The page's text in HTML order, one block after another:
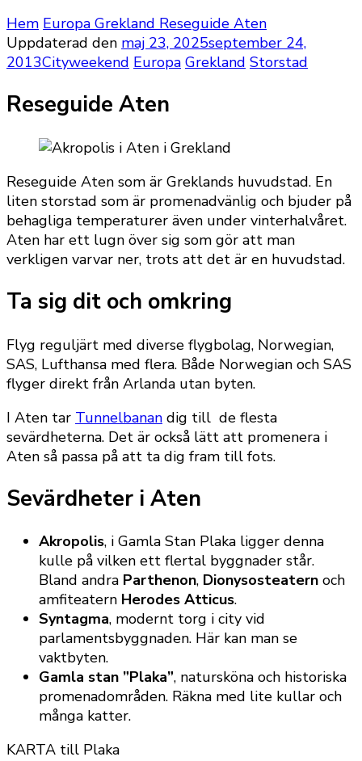
Hem Europa Grekland Reseguide Aten
Uppdaterad den maj 23, 2025september 24,
2013Cityweekend Europa Grekland Storstad
Reseguide Aten
Reseguide Aten som är Greklands huvudstad. En
liten storstad som är promenadvänlig och bjuder på
behagliga temperaturer även under vinterhalvåret.
Aten har ett lugn över sig som gör att man
verkligen varvar ner, trots att det är en huvudstad.
Ta sig dit och omkring
Flyg reguljärt med diverse flygbolag, Norwegian,
SAS, Lufthansa med flera. Både Norwegian och SAS
flyger direkt från Arlanda utan byten.
I Aten tar Tunnelbanan dig till de flesta
sevärdheterna. Det är också lätt att promenera i
Aten så passa på att ta dig fram till fots.
Sevärdheter i Aten
Akropolis, i Gamla Stan Plaka ligger denna
kulle på vilken ett flertal byggnader står.
Bland andra Parthenon, Dionysosteatern och
amfiteatern Herodes Atticus.
Syntagma, modernt torg i city vid
parlamentsbyggnaden. Här kan man se
vaktbyten.
Gamla stan ”Plaka”, natursköna och historiska
promenadområden. Räkna med lite kullar och
många katter.
KARTA till Plaka